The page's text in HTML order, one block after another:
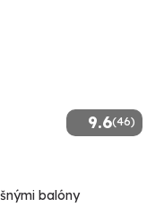
9.6(46)
balóny